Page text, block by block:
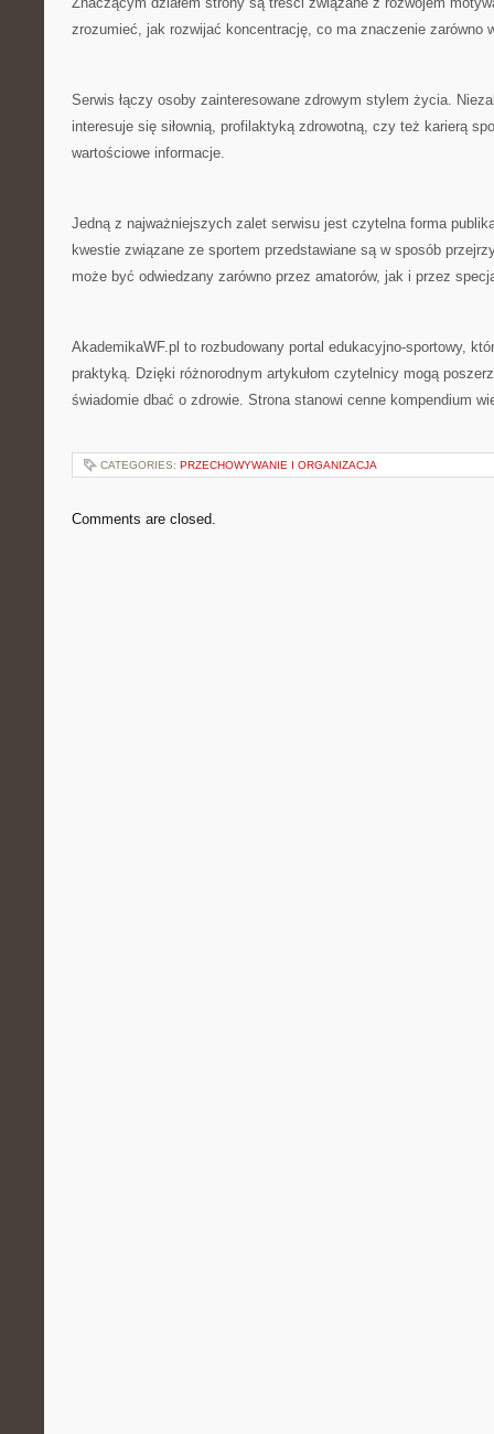
zrozumieć, jak rozwijać koncentrację, co ma znaczenie zarówno
Serwis łączy osoby zainteresowane zdrowym stylem życia.
interesuje się siłownią, profilaktyką zdrowotną, czy też karierą
wartościowe informacje.
Jedną z najważniejszych zalet serwisu jest czytelna forma
kwestie związane ze sportem przedstawiane są w sposób
może być odwiedzany zarówno przez amatorów, jak i przez
AkademikaWF.pl to rozbudowany portal edukacyjno-sportowy,
praktyką. Dzięki różnorodnym artykułom czytelnicy mogą
świadomie dbać o zdrowie. Strona stanowi cenne kompendium
CATEGORIES: PRZECHOWYWANIE I ORGANIZACJA
Comments are closed.